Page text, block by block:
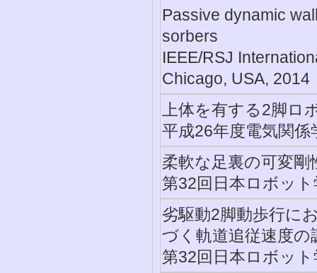
Passive dynamic
sorbers
IEEE/RSJ
Chicago, USA, 2014
上体を有する2脚ロ
平成26年度電気関係
柔軟な足裏の可変
第32回日本ロボッ
劣駆動2脚動歩行に
づく軌道追従速度の
第32回日本ロボッ